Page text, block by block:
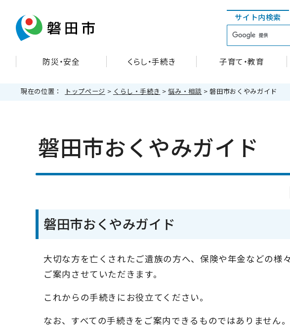
サイト内検索
防災・安全 くらし・手続き 子育て・教育
現在の位置： トップページ > くらし・手続き >悩み・相談 > 磐田市おくやみガイド
磐田市おくやみガイド
磐田市おくやみガイド
大切な方を亡くされたご遺族の方へ、保険や年金などの様
ご案内させていただきます。
これからの手続きにお役立てください。
なお、すべての手続きをご案内できるものではありません